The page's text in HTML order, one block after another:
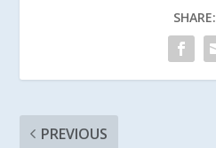
SHARE:
PREVIOUS